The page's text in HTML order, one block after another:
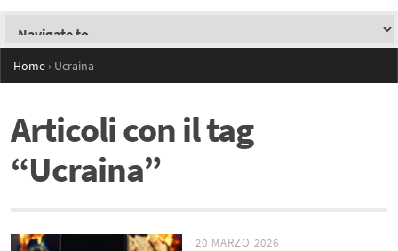
Home › Ucraina
Articoli con il tag
“Ucraina”
20 MARZO 2026